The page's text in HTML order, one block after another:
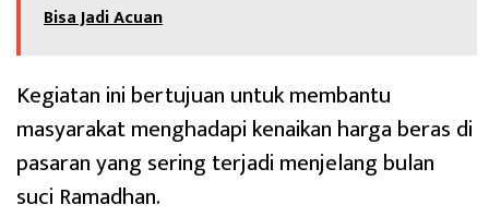
Bisa Jadi Acuan
Kegiatan ini bertujuan untuk membantu
masyarakat menghadapi kenaikan harga beras di
pasaran yang sering terjadi menjelang bulan
suci Ramadhan.